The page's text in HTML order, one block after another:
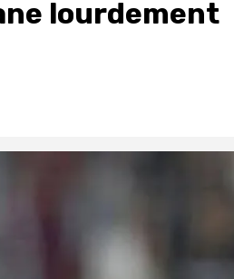
lourdement